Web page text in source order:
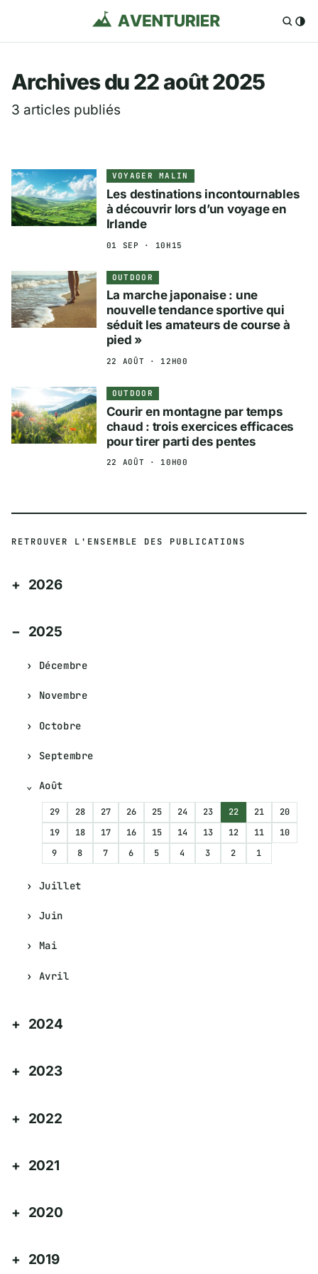
Aventurier.fr —
Archives du 22 août 2025
3 articles publiés
VOYAGER MALIN
Les destinations incontournables
à découvrir lors d’un voyage en
Irlande
01 SEP · 10H15
OUTDOOR
La marche japonaise : une
nouvelle tendance sportive qui
séduit les amateurs de course à
pied »
22 AOÛT · 12H00
OUTDOOR
Courir en montagne par temps
chaud : trois exercices efficaces
pour tirer parti des pentes
22 AOÛT · 10H00
RETROUVER L'ENSEMBLE DES PUBLICATIONS
2026
2025
Décembre
Novembre
Octobre
Septembre
Août
29 28 27 26 25 24 23 22 21
20
19
18 17 16 15 14 13 12 11
10
9
8 7 6 5 4 3 2 1
Juillet
Juin
Mai
Avril
2024
2023
2022
2021
2020
2019